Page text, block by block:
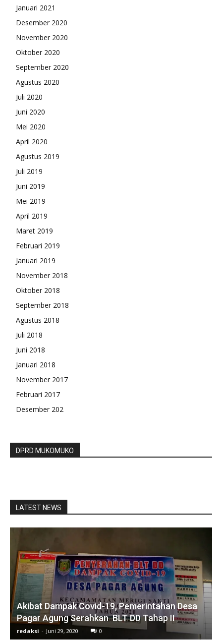
Januari 2021
Desember 2020
November 2020
Oktober 2020
September 2020
Agustus 2020
Juli 2020
Juni 2020
Mei 2020
April 2020
Agustus 2019
Juli 2019
Juni 2019
Mei 2019
April 2019
Maret 2019
Februari 2019
Januari 2019
November 2018
Oktober 2018
September 2018
Agustus 2018
Juli 2018
Juni 2018
Januari 2018
November 2017
Februari 2017
Desember 202
DPRD MUKOMUKO
LATEST NEWS
Akibat Dampak Covid-19, Pemerintahan Desa
Pagar Agung Serahkan BLT DD Tahap II
redaksi - Juni 29, 2020 0